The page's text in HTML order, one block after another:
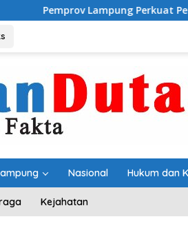
Lampung Perkuat Pendampingan
Nasional Hukum dan
Kejahatan